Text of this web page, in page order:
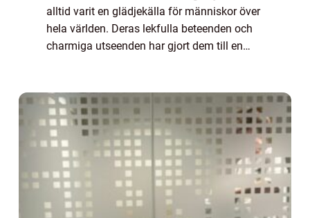
alltid varit en glädjekälla för människor över
hela världen. Deras lekfulla beteenden och
charmiga utseenden har gjort dem till en